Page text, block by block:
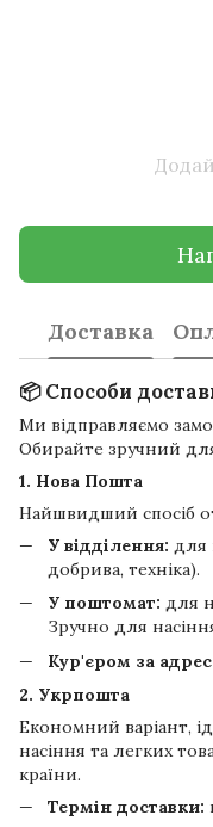
Доставка
📦 Способи
Ми відправляємо
Обирайте зручний для
1. Нова Пошта
Найшвидший спосіб
У відділення: для
добрива, техніка).
У поштомат: для
Зручно для
Кур'єром за
2. Укрпошта
Економний варіант,
насіння та легких
країни.
Термін доставки: